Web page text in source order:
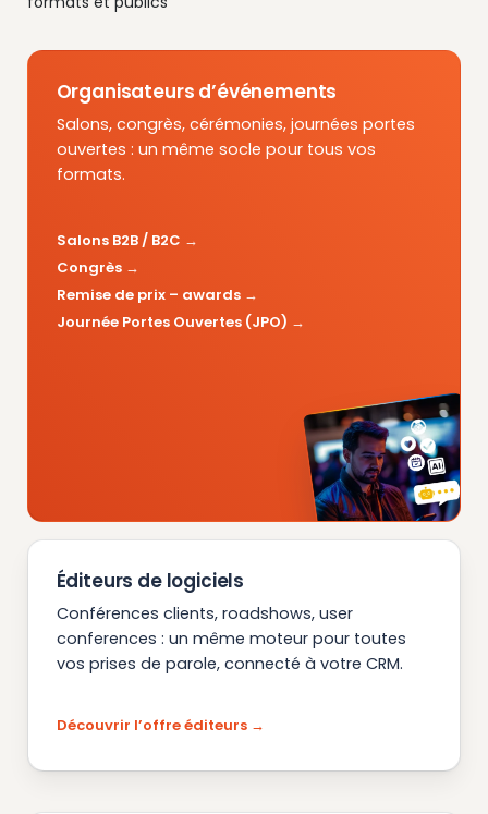
Organisateurs d’événements
Salons, congrès, cérémonies, journées portes
ouvertes : un même socle pour tous vos
formats.
Salons B2B / B2C
Congrès
Remise de prix – awards
Journée Portes Ouvertes (JPO)
Éditeurs de logiciels
Conférences clients, roadshows, user
conferences : un même moteur pour toutes
vos prises de parole, connecté à votre CRM.
Découvrir l’offre éditeurs